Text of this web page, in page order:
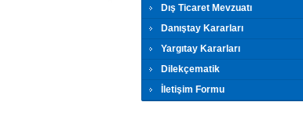
Dış Ticaret Mevzuatı
Danıştay Kararları
Yargıtay Kararları
Dilekçematik
İletişim Formu